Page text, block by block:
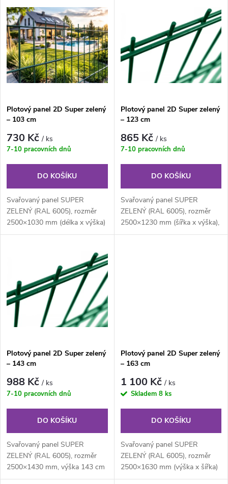
z
e
n
í
p
r
o
d
u
ů
Nejprodávanější
Abecedně
ý
p
i
s
p
r
d
u
t
ů
Plotový panel 2D Super zelený
– 103 cm
730 Kč/ ks
7-10 pracovních dnů
DO KOŠÍKU
Svařovaný panel SUPER
ZELENÝ (RAL 6005), rozměr
2500×1030 mm (délka x výška)
je svařovaný plotový panel o
Plotový panel 2D Super zelený
– 123 cm
865 Kč/ ks
7-10 pracovních dnů
DO KOŠÍKU
Svařovaný panel SUPER
ZELENÝ (RAL 6005), rozměr
2500×1230 mm (šířka x výška),
je svařovaný plotový panel o
Plotový panel 2D Super zelený
– 143 cm
988 Kč/ ks
7-10 pracovních dnů
DO KOŠÍKU
Svařovaný panel SUPER
ZELENÝ (RAL 6005), rozměr
2500×1430 mm, výška 143 cm
je svařovaný plotový panel o
Plotový panel 2D Super zelený
– 163 cm
1 100 Kč/ ks
Skladem 8 ks
DO KOŠÍKU
Svařovaný panel SUPER
ZELENÝ (RAL 6005), rozměr
2500×1630 mm (výška x šířka)
je svařovaný plotový panel o